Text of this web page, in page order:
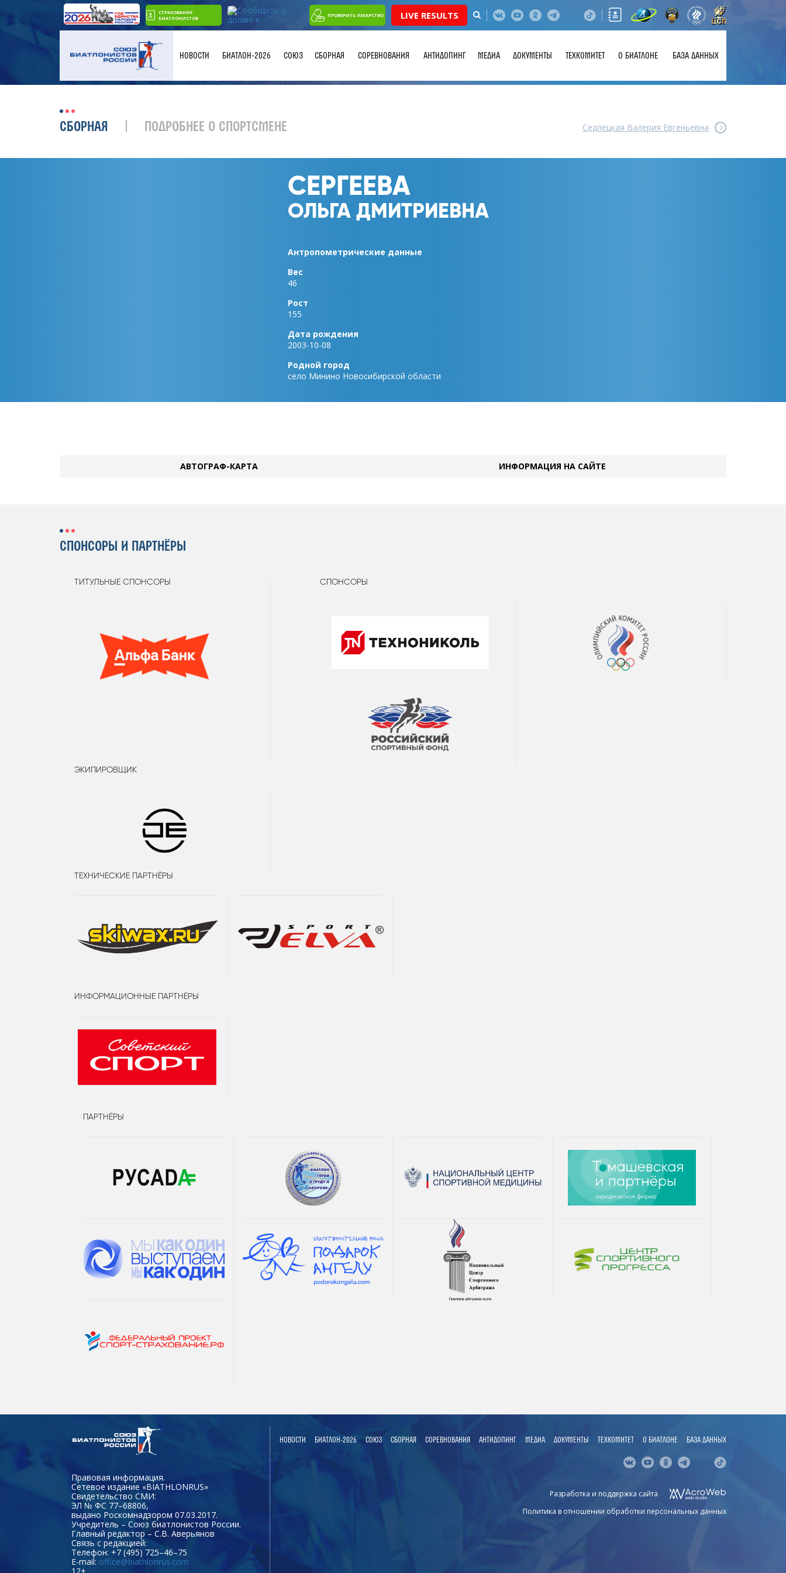
СТРАХОВАНИЕ
БИАТЛОНИСТОВ
ПРОВЕРИТЬ ЛЕКАРСТВО LIVE RESULTS
НОВОСТИ БИАТЛОН-2026 СОЮЗ СБОРНАЯ СОРЕВНОВАНИЯ АНТИДОПИНГ МЕДИА ДОКУМЕНТЫ ТЕХКОМИТЕТ О БИАТЛОНЕ БАЗА ДАННЫХ
СБОРНАЯ ПОДРОБНЕЕ О СПОРТСМЕНЕ Седлецкая Валерия Евгеньевна
СЕРГЕЕВА
ОЛЬГА ДМИТРИЕВНА
Антропометрические данные
Вес
46
Рост
155
Дата рождения
2003-10-08
Родной город
село Минино Новосибирской области
АВТОГРАФ-КАРТА ИНФОРМАЦИЯ НА САЙТЕ
СПОНСОРЫ И ПАРТНЁРЫ
ТИТУЛЬНЫЕ СПОНСОРЫ СПОНСОРЫ
ЭКИПИРОВЩИК
ТЕХНИЧЕСКИЕ ПАРТНЁРЫ
ИНФОРМАЦИОННЫЕ ПАРТНЁРЫ
ПАРТНЁРЫ
Правовая информация.
Сетевое издание «BIATHLONRUS»
Свидетельство СМИ:
ЭЛ № ФС 77–68806,
выдано Роскомнадзором 07.03.2017.
Учредитель – Союз биатлонистов России.
Главный редактор – С.В. Аверьянов
Связь с редакцией:
Телефон: +7 (495) 725–46–75
E-mail: office@biathlonrus.com
НОВОСТИ БИАТЛОН-2026 СОЮЗ СБОРНАЯ СОРЕВНОВАНИЯ АНТИДОПИНГ МЕДИА ДОКУМЕНТЫ ТЕХКОМИТЕТ О БИАТЛОНЕ БАЗА ДАННЫХ
Разработка и поддержка сайта
Политика в отношении обработки персональных данных